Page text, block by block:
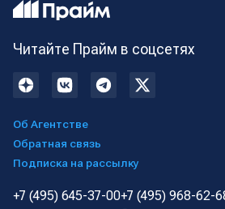
Читайте Прайм в соцсетях
Об Агентстве
Обратная связь
Подписка на рассылку
+7 (495) 645-37-00+7 (495) 968-62-